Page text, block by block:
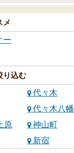
メ
ー
り込む
代々木
代々木八幡
原
神山町
新宿